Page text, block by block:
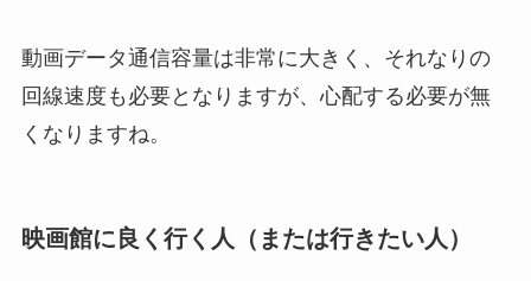
動画データ通信容量は非常に大きく、それなりの
回線速度も必要となりますが、心配する必要が無
くなりますね。
映画館に良く行く人（または行きたい人）